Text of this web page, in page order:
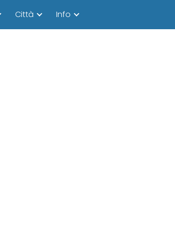
Città Info